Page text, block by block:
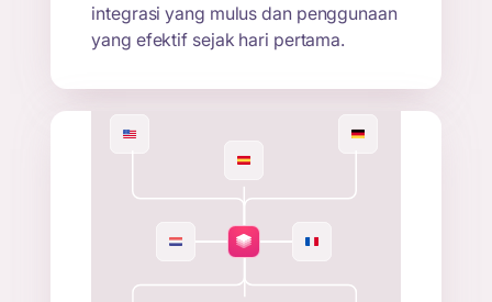
integrasi yang mulus dan penggunaan
yang efektif sejak hari pertama.